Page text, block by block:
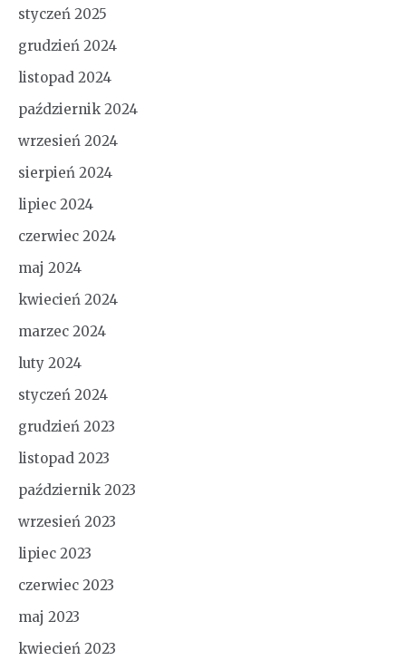
styczeń 2025
grudzień 2024
listopad 2024
październik 2024
wrzesień 2024
sierpień 2024
lipiec 2024
czerwiec 2024
maj 2024
kwiecień 2024
marzec 2024
luty 2024
styczeń 2024
grudzień 2023
listopad 2023
październik 2023
wrzesień 2023
lipiec 2023
czerwiec 2023
maj 2023
kwiecień 2023